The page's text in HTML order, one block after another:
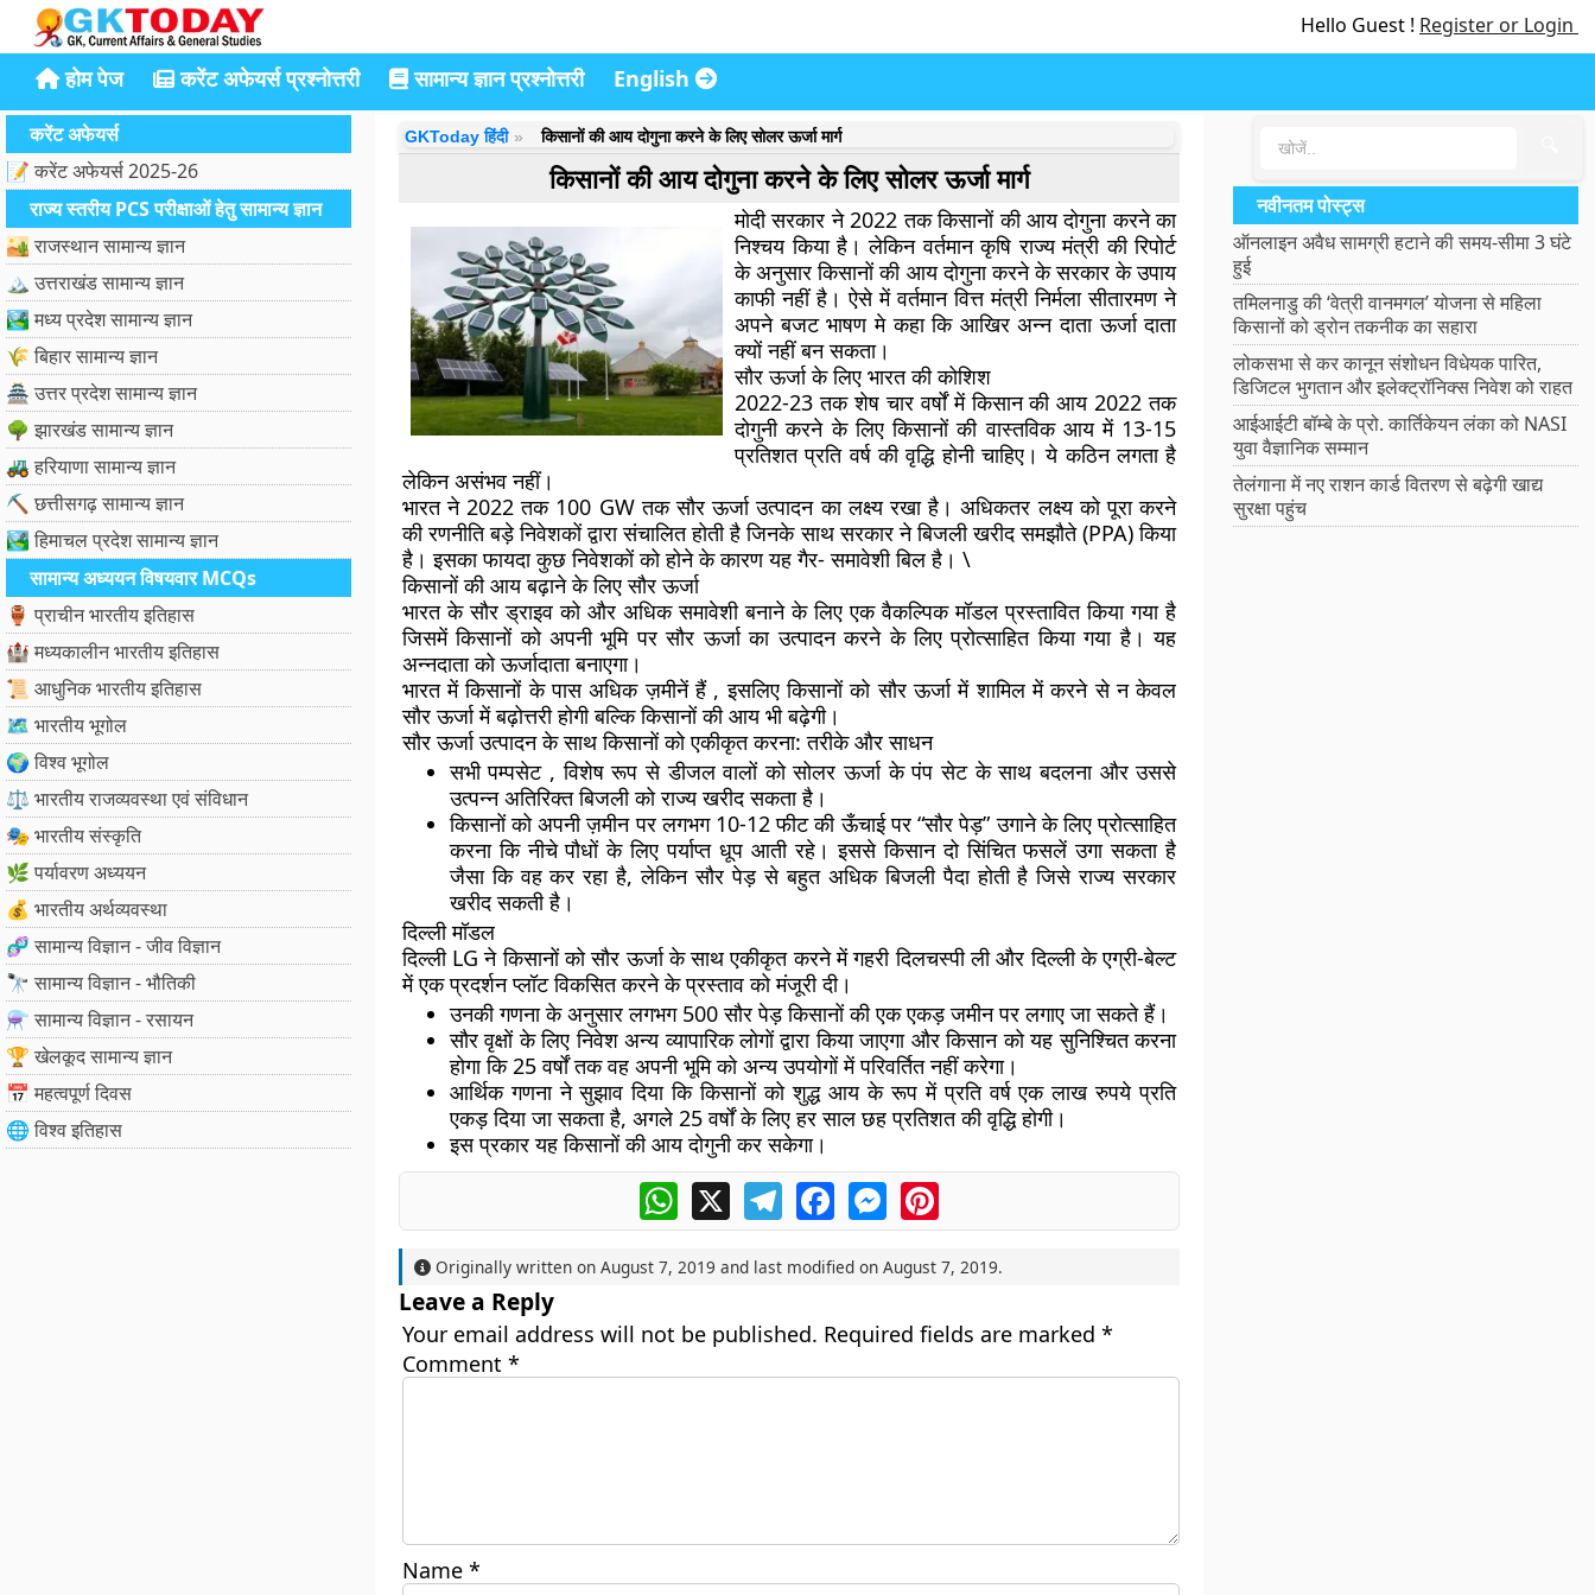
Hello Guest ! Register or Login
होम पेज करेंट अफेयर्स प्रश्नोत्तरी सामान्य ज्ञान प्रश्नोत्तरी English
करेंट अफेयर्स
📝 करेंट अफेयर्स 2025-26
राज्य स्तरीय PCS परीक्षाओं हेतु सामान्य ज्ञान
🏜️ राजस्थान सामान्य ज्ञान
🏔️ उत्तराखंड सामान्य ज्ञान
🏞️ मध्य प्रदेश सामान्य ज्ञान
🌾 बिहार सामान्य ज्ञान
🏯 उत्तर प्रदेश सामान्य ज्ञान
🌳 झारखंड सामान्य ज्ञान
🚜 हरियाणा सामान्य ज्ञान
⛏️ छत्तीसगढ़ सामान्य ज्ञान
🏞️ हिमाचल प्रदेश सामान्य ज्ञान
सामान्य अध्ययन विषयवार MCQs
🏺 प्राचीन भारतीय इतिहास
🏰 मध्यकालीन भारतीय इतिहास
📜 आधुनिक भारतीय इतिहास
🗺️ भारतीय भूगोल
🌍 विश्व भूगोल
⚖️ भारतीय राजव्यवस्था एवं संविधान
🎭 भारतीय संस्कृति
🌿 पर्यावरण अध्ययन
💰 भारतीय अर्थव्यवस्था
🧬 सामान्य विज्ञान - जीव विज्ञान
🔭 सामान्य विज्ञान - भौतिकी
⚗️ सामान्य विज्ञान - रसायन
🏆 खेलकूद सामान्य ज्ञान
📅 महत्वपूर्ण दिवस
🌐 विश्व इतिहास
GKToday हिंदी किसानों की आय दोगुना करने के लिए सोलर ऊर्जा मार्ग
किसानों की आय दोगुना करने के लिए सोलर ऊर्जा मार्ग
मोदी सरकार ने 2022 तक किसानों की आय दोगुना करने का
निश्चय किया है। लेकिन वर्तमान कृषि राज्य मंत्री की रिपोर्ट
के अनुसार किसानों की आय दोगुना करने के सरकार के उपाय
काफी नहीं है। ऐसे में वर्तमान वित्त मंत्री निर्मला सीतारमण ने
अपने बजट भाषण मे कहा कि आखिर अन्न दाता ऊर्जा दाता
क्यों नहीं बन सकता।
सौर ऊर्जा के लिए भारत की कोशिश
2022-23 तक शेष चार वर्षों में किसान की आय 2022 तक
दोगुनी करने के लिए किसानों की वास्तविक आय में 13-15
प्रतिशत प्रति वर्ष की वृद्धि होनी चाहिए। ये कठिन लगता है
लेकिन असंभव नहीं।
भारत ने 2022 तक 100 GW तक सौर ऊर्जा उत्पादन का लक्ष्य रखा है। अधिकतर लक्ष्य को पूरा करने
की रणनीति बड़े निवेशकों द्वारा संचालित होती है जिनके साथ सरकार ने बिजली खरीद समझौते (PPA) किया
है। इसका फायदा कुछ निवेशकों को होने के कारण यह गैर- समावेशी बिल है। \
किसानों की आय बढ़ाने के लिए सौर ऊर्जा
भारत के सौर ड्राइव को और अधिक समावेशी बनाने के लिए एक वैकल्पिक मॉडल प्रस्तावित किया गया है
जिसमें किसानों को अपनी भूमि पर सौर ऊर्जा का उत्पादन करने के लिए प्रोत्साहित किया गया है। यह
अन्नदाता को ऊर्जादाता बनाएगा।
भारत में किसानों के पास अधिक ज़मीनें हैं , इसलिए किसानों को सौर ऊर्जा में शामिल में करने से न केवल
सौर ऊर्जा में बढ़ोत्तरी होगी बल्कि किसानों की आय भी बढ़ेगी।
सौर ऊर्जा उत्पादन के साथ किसानों को एकीकृत करना: तरीके और साधन
सभी पम्पसेट , विशेष रूप से डीजल वालों को सोलर ऊर्जा के पंप सेट के साथ बदलना और उससे
उत्पन्न अतिरिक्त बिजली को राज्य खरीद सकता है।
किसानों को अपनी ज़मीन पर लगभग 10-12 फीट की ऊँचाई पर “सौर पेड़” उगाने के लिए प्रोत्साहित
करना कि नीचे पौधों के लिए पर्याप्त धूप आती रहे। इससे किसान दो सिंचित फसलें उगा सकता है
जैसा कि वह कर रहा है, लेकिन सौर पेड़ से बहुत अधिक बिजली पैदा होती है जिसे राज्य सरकार
खरीद सकती है।
दिल्ली मॉडल
दिल्ली LG ने किसानों को सौर ऊर्जा के साथ एकीकृत करने में गहरी दिलचस्पी ली और दिल्ली के एग्री-बेल्ट
में एक प्रदर्शन प्लॉट विकसित करने के प्रस्ताव को मंजूरी दी।
उनकी गणना के अनुसार लगभग 500 सौर पेड़ किसानों की एक एकड़ जमीन पर लगाए जा सकते हैं।
सौर वृक्षों के लिए निवेश अन्य व्यापारिक लोगों द्वारा किया जाएगा और किसान को यह सुनिश्चित करना
होगा कि 25 वर्षों तक वह अपनी भूमि को अन्य उपयोगों में परिवर्तित नहीं करेगा।
आर्थिक गणना ने सुझाव दिया कि किसानों को शुद्ध आय के रूप में प्रति वर्ष एक लाख रुपये प्रति
एकड़ दिया जा सकता है, अगले 25 वर्षों के लिए हर साल छह प्रतिशत की वृद्धि होगी।
इस प्रकार यह किसानों की आय दोगुनी कर सकेगा।
WhatsApp
X TelegramFacebookMessengerPinterest
Originally written on August 7, 2019 and last modified on August 7, 2019.
Leave a Reply
Your email address will not be published. Required fields are marked *
Comment *
Name *
नवीनतम पोस्ट्स
ऑनलाइन अवैध सामग्री हटाने की समय-सीमा 3 घंटे
हुई
तमिलनाडु की ‘वेत्री वानमगल’ योजना से महिला
किसानों को ड्रोन तकनीक का सहारा
लोकसभा से कर कानून संशोधन विधेयक पारित,
डिजिटल भुगतान और इलेक्ट्रॉनिक्स निवेश को राहत
आईआईटी बॉम्बे के प्रो. कार्तिकेयन लंका को NASI
युवा वैज्ञानिक सम्मान
तेलंगाना में नए राशन कार्ड वितरण से बढ़ेगी खाद्य
सुरक्षा पहुंच